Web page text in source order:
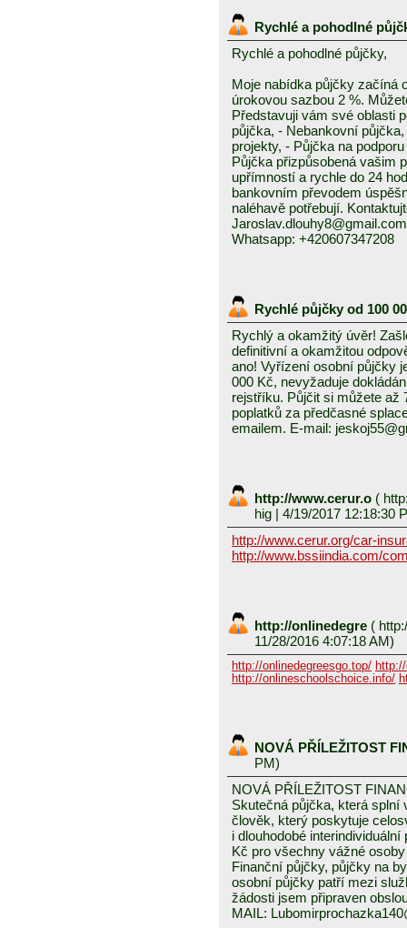
Rychlé a pohodlné
Rychlé a pohodlné půjčky,
Moje nabídka půjčky začíná
úrokovou sazbou 2 %.
Představuji vám své oblasti
půjčka, - Nebankovní
projekty, - Půjčka na
Půjčka přizpůsobená vašim
upřímností a rychle do 24
bankovním převodem
naléhavě potřebují.
Jaroslav.dlouhy8@gmail.com
Whatsapp: +420607347208
Rychlé půjčky od 100
Rychlý a okamžitý úvěr!
definitivní a okamžitou
ano! Vyřízení osobní půjčky
000 Kč, nevyžaduje
rejstříku. Půjčit si můžete až
poplatků za předčasné
emailem. E-mail:
http://www.cerur.o (
hig | 4/19/2017 12:18:30
http://www.cerur.org/car-
http://www.bssiindia.com/
http://onlinedegre (
11/28/2016 4:07:18 AM)
http://onlinedegreesgo.top/
http://onlineschoolschoice.info/
NOVÁ PŘÍLEŽITOST
PM)
NOVÁ PŘÍLEŽITOST
Skutečná půjčka, která
člověk, který poskytuje
i dlouhodobé
Kč pro všechny vážné
Finanční půjčky, půjčky na
osobní půjčky patří mezi
žádosti jsem připraven
MAIL: